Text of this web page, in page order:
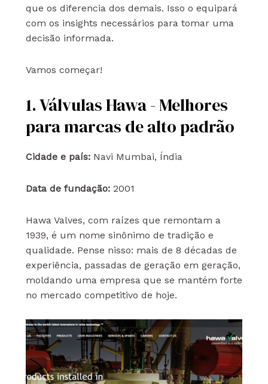
que os diferencia dos demais. Isso o equipará
com os insights necessários para tomar uma
decisão informada.
Vamos começar!
1. Válvulas Hawa - Melhores
para marcas de alto padrão
Cidade e país:Navi Mumbai, Índia
Data de fundação:2001
Hawa Valves, com raízes que remontam a
1939, é um nome sinônimo de tradição e
qualidade. Pense nisso: mais de 8 décadas de
experiência, passadas de geração em geração,
moldando uma empresa que se mantém forte
no mercado competitivo de hoje.